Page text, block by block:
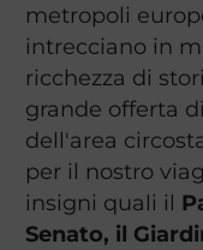
metropoli
intrecciano in
ricchezza di
grande offerta
dell'area
per il nostro
insigni quali il
Senato, il